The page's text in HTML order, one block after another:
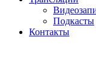
Подкасты
Контакты